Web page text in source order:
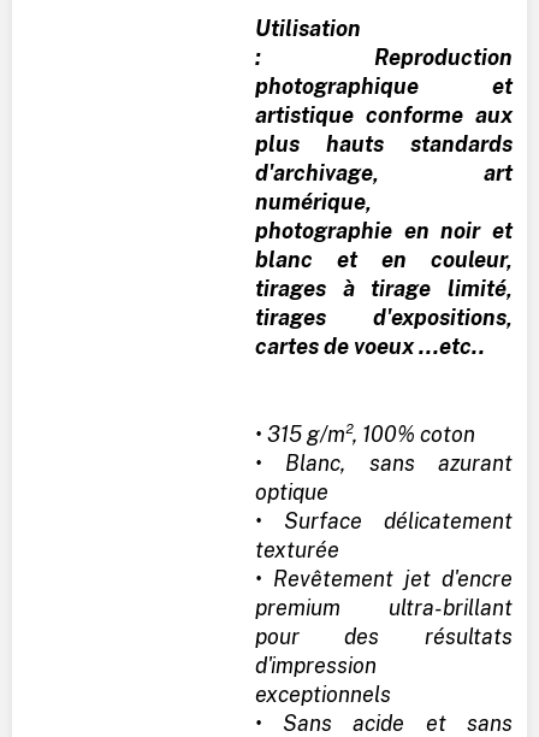
Utilisation
: Reproduction
photographique et
artistique conforme aux
plus hauts standards
d'archivage, art
numérique,
photographie en noir et
blanc et en couleur,
tirages à tirage limité,
tirages d'expositions,
cartes de voeux ...etc..
• 315 g/m², 100% coton
• Blanc, sans azurant
optique
• Surface délicatement
texturée
• Revêtement jet d'encre
premium ultra-brillant
pour des résultats
d'impression
exceptionnels
• Sans acide et sans